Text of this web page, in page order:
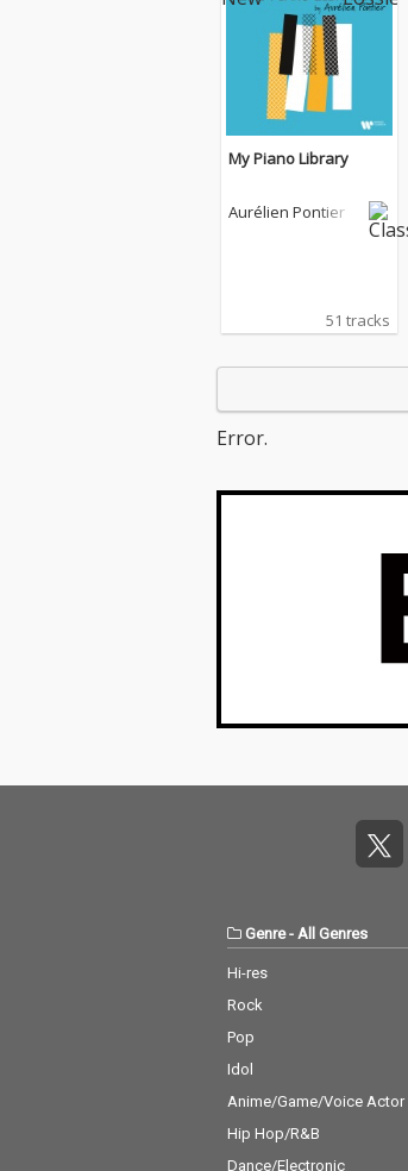
My Piano Library
Aurélien Pontier
51 tracks
Error.
Genre- All Genres
Hi-res
Rock
Pop
Idol
Anime/Game/Voice Actor
Hip Hop/R&B
Dance/Electronic